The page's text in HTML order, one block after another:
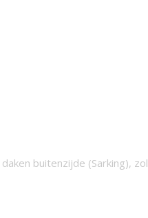
buitenzijde (Sarking),